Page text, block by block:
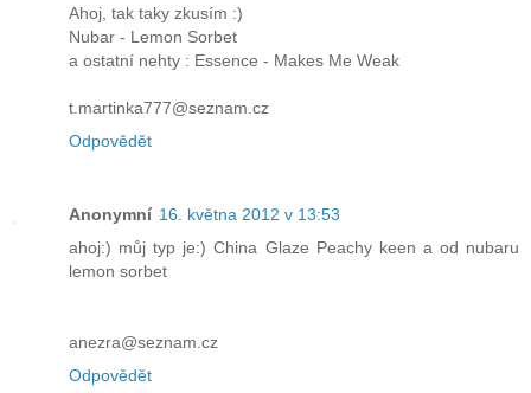
Ahoj, tak taky zkusím :)
Nubar - Lemon Sorbet
a ostatní nehty : Essence - Makes Me Weak
t.martinka777@seznam.cz
Odpovědět
Anonymní 16. května 2012 v 13:53
ahoj:) můj typ je:) China Glaze Peachy keen a od nubaru
lemon sorbet
anezra@seznam.cz
Odpovědět